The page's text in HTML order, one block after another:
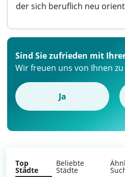
der sich beruflich neu
Sind Sie zufrieden mit
Wir freuen uns von Ihnen
Ja
Top
Städte
Beliebte
Städte